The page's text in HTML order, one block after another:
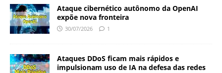
Ataque cibernético autônomo da OpenAI
expõe nova fronteira
30/07/2026 1
Ataques DDoS ficam mais rápidos e
impulsionam uso de IA na defesa das redes